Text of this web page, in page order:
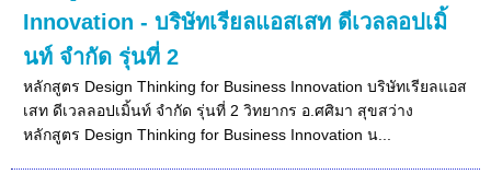
Innovation - บริษัทเรียลแอสเสท ดีเวลลอปเมิ้
นท์ จำกัด รุ่นที่ 2
หลักสูตร Design Thinking for Business Innovation บริษัทเรียลแอส
เสท ดีเวลลอปเมิ้นท์ จำกัด รุ่นที่ 2 วิทยากร อ.ศศิมา สุขสว่าง
หลักสูตร Design Thinking for Business Innovation น...